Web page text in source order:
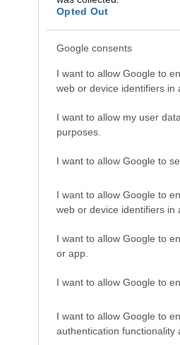
Opted Out
Google consents
I want to allow Google to
web or device identifiers in
I want to allow my user
purposes.
I want to allow Google to
I want to allow Google to
web or device identifiers in
I want to allow Google to
or app.
I want to allow Google to
I want to allow Google to
authentication functionality